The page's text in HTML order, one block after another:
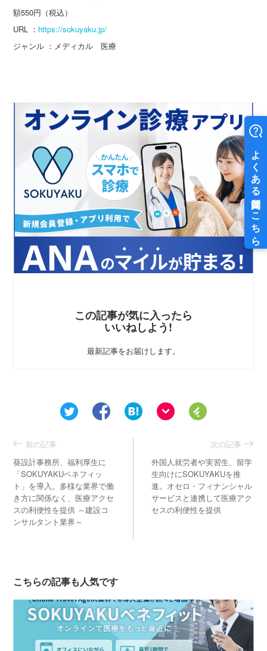
額550円（税込）
URL ： https://sokuyaku.jp/
ジャンル ：メディカル 医療
この記事が気に入ったら
いいねしよう!
最新記事をお届けします。
前の記事
葵設計事務所、福利厚生に
「SOKUYAKUベネフィッ
ト」を導入。多様な業界で働
き方に関係なく、医療アクセ
スの利便性を提供 ～建設コ
ンサルタント業界～
次の記事
外国人就労者や実習生、留学
生向けにSOKUYAKUを推
進。オセロ・フィナンシャル
サービスと連携して医療アク
セスの利便性を提供
こちらの記事も人気です